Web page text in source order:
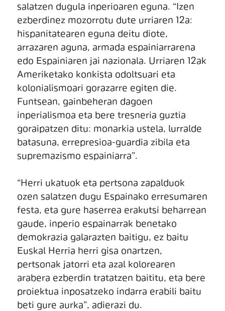
salatzen dugula inperioaren eguna. “Izen
ezberdinez mozorrotu dute urriaren 12a:
hispanitatearen eguna deitu diote,
arrazaren aguna, armada espainiarrarena
edo Espainiaren jai nazionala. Urriaren 12ak
Ameriketako konkista odoltsuari eta
kolonialismoari gorazarre egiten die.
Funtsean, gainbeheran dagoen
inperialismoa eta bere tresneria guztia
goraipatzen ditu: monarkia ustela, lurralde
batasuna, errepresioa-guardia zibila eta
supremazismo espainiarra”.
“Herri ukatuok eta pertsona zapalduok
ozen salatzen dugu Espainako erresumaren
festa, eta gure haserrea erakutsi beharrean
gaude, inperio espainarrak benetako
demokrazia galarazten baitigu, ez baitu
Euskal Herria herri gisa onartzen,
pertsonak jatorri eta azal kolorearen
arabera ezberdin tratatzen baititu, eta bere
proiektua inposatzeko indarra erabili baitu
beti gure aurka”, adierazi du.